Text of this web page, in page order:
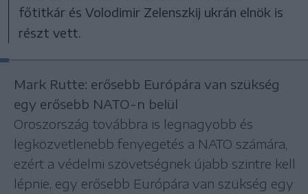
főtitkár és Volodimir Zelenszkij ukrán elnök is
részt vett.
Mark Rutte: erősebb Európára van szükség
egy erősebb NATO-n belül
Oroszország továbbra is legnagyobb és
legközvetlenebb fenyegetés a NATO számára,
ezért a védelmi szövetségnek újabb szintre kell
lépnie, egy erősebb Európára van szükség egy